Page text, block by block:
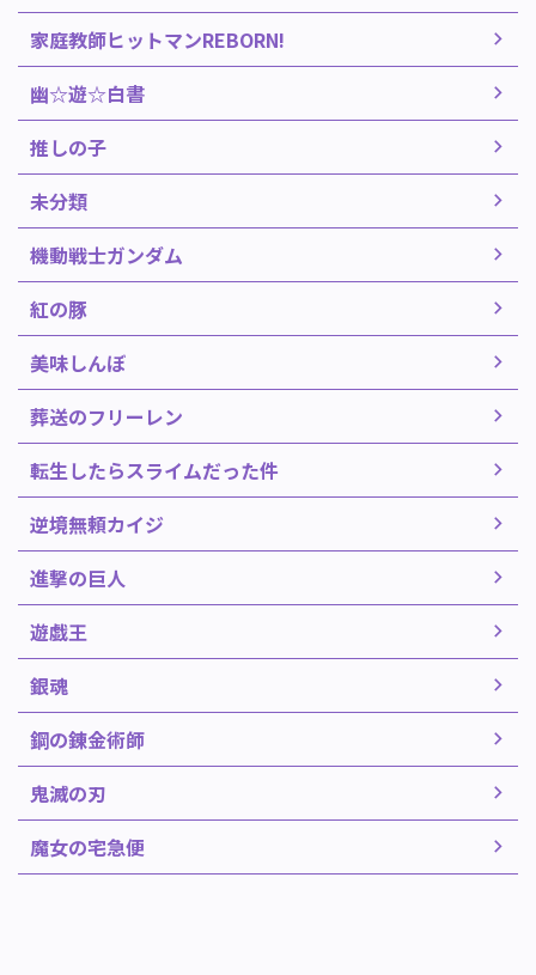
家庭教師ヒットマンREBORN!
幽☆遊☆白書
推しの子
未分類
機動戦士ガンダム
紅の豚
美味しんぼ
葬送のフリーレン
転生したらスライムだった件
逆境無頼カイジ
進撃の巨人
遊戯王
銀魂
鋼の錬金術師
鬼滅の刃
魔女の宅急便